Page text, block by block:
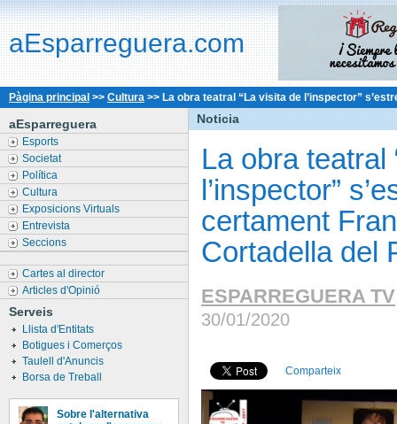
aEsparreguera.com
Pàgina principal >> Cultura >> La obra teatral “La visita de l’inspector”
aEsparreguera
Esports
Societat
Política
Cultura
Exposicions Virtuals
Entrevista
Seccions
Cartes al director
Articles d'Opinió
Serveis
Llista d'Entitats
Botigues i Comerços
Taulell d'Anuncis
Borsa de Treball
Sobre l'alternativa
Noticia
La obra teatral
l’inspector”
certament
Cortadella del
ESPARREGUERA TV
30/01/2020
Comparteix